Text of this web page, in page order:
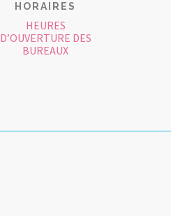
HORAIRES
HEURES
D’OUVERTURE DES
BUREAUX